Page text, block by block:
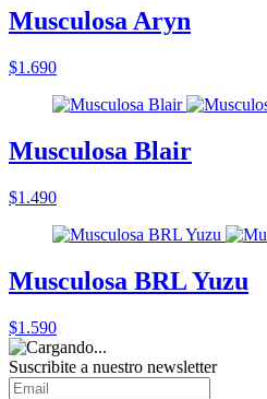
Musculosa Aryn
$1.690
Musculosa Blair
$1.490
Musculosa BRL Yuzu
$1.590
Suscribite a nuestro newsletter